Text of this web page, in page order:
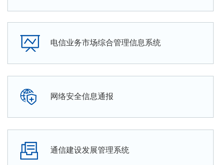
电信业务市场综合管理信息系统
网络安全信息通报
通信建设发展管理系统